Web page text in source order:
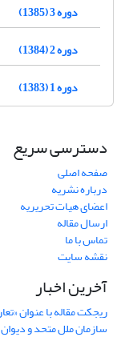
دوره 3 (1385)
دوره 2 (1384)
دوره 1 (1383)
دسترسی سریع
صفحه اصلی
درباره نشریه
اعضای هیات تحریریه
ارسال مقاله
تماس با ما
نقشه سایت
آخرین اخبار
ریجکت مقاله با عنوان
سازمان ملل متحد و دیوان